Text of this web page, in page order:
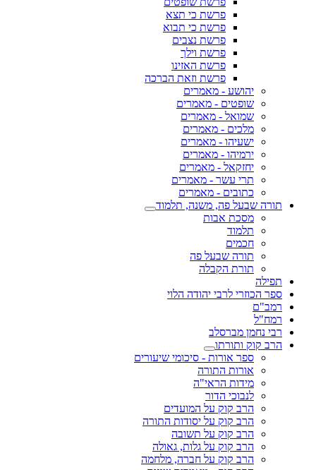
פרשת כי תצא
פרשת כי תבוא
פרשת נצבים
פרשת וילך
פרשת האזינו
פרשת וזאת הברכה
יהושע - מאמרים
שופטים - מאמרים
שמואל - מאמרים
מלכים - מאמרים
ישעיהו - מאמרים
ירמיהו - מאמרים
יחזקאל - מאמרים
תרי עשר - מאמרים
כתובים - מאמרים
תורה שבעל פה, משנה, תלמוד
מסכת אבות
תלמוד
חכמים
תורה שבעל פה
תורת הקבלה
תפילה
ספר הכוזרי לרבי יהודה הלוי
רמב"ם
רמח"ל
רבי נחמן מברסלב
הרב קוק ותורתו
ספר אורות - סיכומי שיעורים
אורות התורה
מידות הראי"ה
לנבוכי הדור
הרב קוק על המועדים
הרב קוק על יסודות התורה
הרב קוק על תשובה
הרב קוק על גלות, גאולה
הרב קוק על חברה, מלחמה